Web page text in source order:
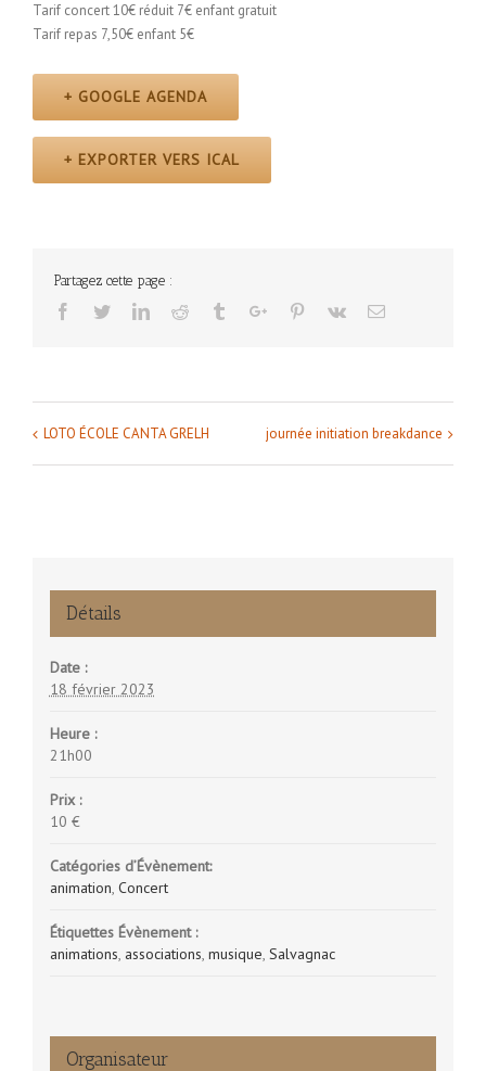
Tarif concert 10€ réduit 7€ enfant gratuit
Tarif repas 7,50€ enfant 5€
+ GOOGLE AGENDA
+ EXPORTER VERS ICAL
Partagez cette page :
Facebook
TwitterLinkedinReddit TumblrGoogle+Pinterest
Vk Email
Navigation
Évènement
LOTO ÉCOLE CANTA GRELH journée initiation breakdance
Détails
Date :
18 février 2023
Heure :
21h00
Prix :
10 €
Catégories d’Évènement:
animation, Concert
Étiquettes Évènement :
animations, associations, musique, Salvagnac
Organisateur